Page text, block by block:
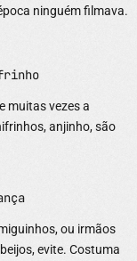
ninguém filmava.
muitas vezes a
anjinho, são
ou irmãos
evite. Costuma